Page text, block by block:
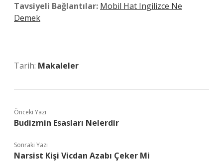
Tavsiyeli Bağlantılar: Mobil Hat Ingilizce Ne
Demek
Tarih: Makaleler
Önceki Yazı
Budizmin Esasları Nelerdir
Sonraki Yazı
Narsist Kişi Vicdan Azabı Çeker Mi